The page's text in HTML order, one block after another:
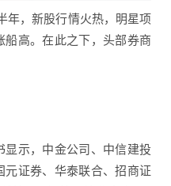
，新股行情火热，明星项
船高。在此之下，头部券商
示，中金公司、中信建投
证券、华泰联合、招商证